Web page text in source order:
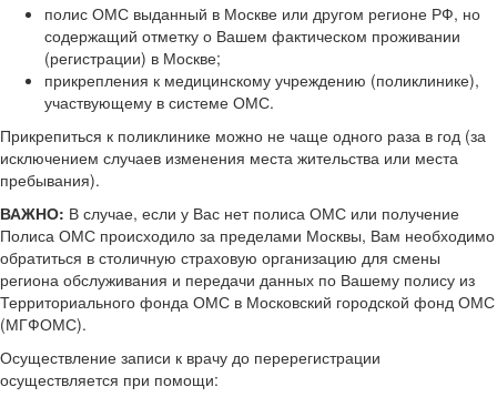
полис ОМС выданный в Москве или другом регионе РФ, но
содержащий отметку о Вашем фактическом проживании
(регистрации) в Москве;
прикрепления к медицинскому учреждению (поликлинике),
участвующему в системе ОМС.
Прикрепиться к поликлинике можно не чаще одного раза в год (за
исключением случаев изменения места жительства или места
пребывания).
ВАЖНО: В случае, если у Вас нет полиса ОМС или получение
Полиса ОМС происходило за пределами Москвы, Вам необходимо
обратиться в столичную страховую организацию для смены
региона обслуживания и передачи данных по Вашему полису из
Территориального фонда ОМС в Московский городской фонд ОМС
(МГФОМС).
Осуществление записи к врачу до перерегистрации
осуществляется при помощи: